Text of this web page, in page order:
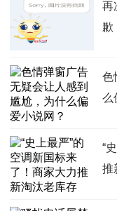
再
歉
色
么
“
推